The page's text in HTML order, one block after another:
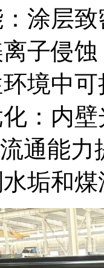
涂层
子侵
环境中
：内
通能
垢和